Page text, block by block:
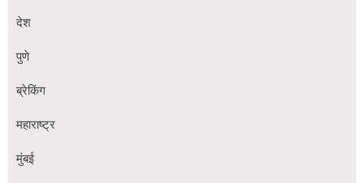
देश
पुणे
ब्रेकिंग
महाराष्ट्र
मुंबई